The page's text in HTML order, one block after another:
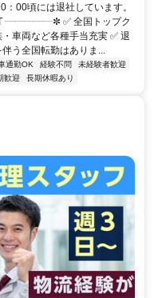
00頃には退社しています。
┈┈┈┈┈✼ ✅ 全国トップク
車両など各種手当充実 ✅ 退
う全国転勤はありま...
通勤OK 経験不問
未経験者歓迎
歓迎 長期休暇あり